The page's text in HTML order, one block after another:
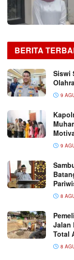
BERITA
Siswi
9
9
8
Jalan
Total
8